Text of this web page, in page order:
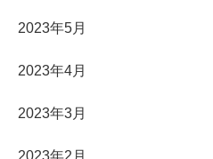
2023年5月
2023年4月
2023年3月
2023年2月